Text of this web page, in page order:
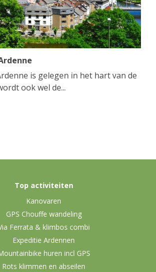
is gelegen in het hart van de
ook wel de...
Top activiteiten
Kanovaren
GPS Chouffe wandeling
Ferrata & klimbos combi
Expeditie Ardennen
huren incl GPS
Rots klimmen en abseilen